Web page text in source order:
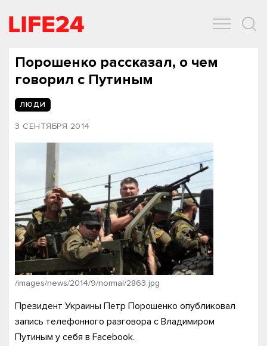
Порошенко рассказал, о чем
говорил с Путиным
ЛЮДИ
3 СЕНТЯБРЯ 2014
/images/news/2014/9/normal/2863.jpg
Президент Украины Петр Порошенко опубликовал
запись телефонного разговора с Владимиром
Путиным у себя в Facebook.